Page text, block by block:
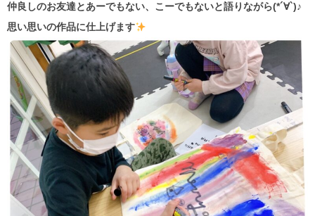
仲良しのお友達とあーでもない、こーでもないと語りながら(*´∀`)♪
思い思いの作品に仕上げます